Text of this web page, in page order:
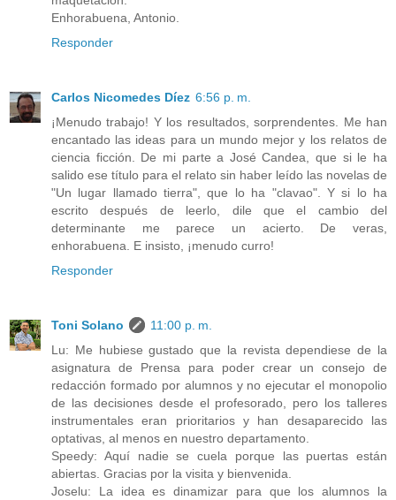
Enhorabuena, Antonio.
Responder
Carlos Nicomedes Díez 6:56 p. m.
¡Menudo trabajo! Y los resultados, sorprendentes. Me han
encantado las ideas para un mundo mejor y los relatos de
ciencia ficción. De mi parte a José Candea, que si le ha
salido ese título para el relato sin haber leído las novelas de
"Un lugar llamado tierra", que lo ha "clavao". Y si lo ha
escrito después de leerlo, dile que el cambio del
determinante me parece un acierto. De veras,
enhorabuena. E insisto, ¡menudo curro!
Responder
Toni Solano
11:00 p. m.
Lu: Me hubiese gustado que la revista dependiese de la
asignatura de Prensa para poder crear un consejo de
redacción formado por alumnos y no ejecutar el monopolio
de las decisiones desde el profesorado, pero los talleres
instrumentales eran prioritarios y han desaparecido las
optativas, al menos en nuestro departamento.
Speedy: Aquí nadie se cuela porque las puertas están
abiertas. Gracias por la visita y bienvenida.
Joselu: La idea es dinamizar para que los alumnos la